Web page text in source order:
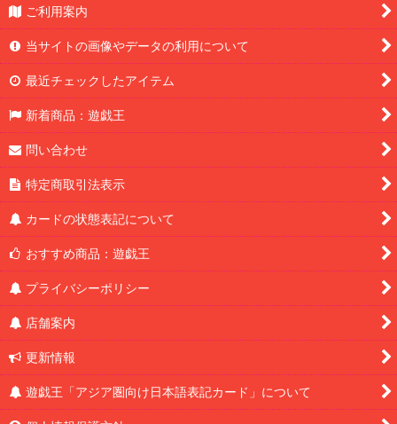
ご利用案内
当サイトの画像やデータの利用について
最近チェックしたアイテム
新着商品：遊戯王
問い合わせ
特定商取引法表示
カードの状態表記について
おすすめ商品：遊戯王
プライバシーポリシー
店舗案内
更新情報
遊戯王「アジア圏向け日本語表記カード」について